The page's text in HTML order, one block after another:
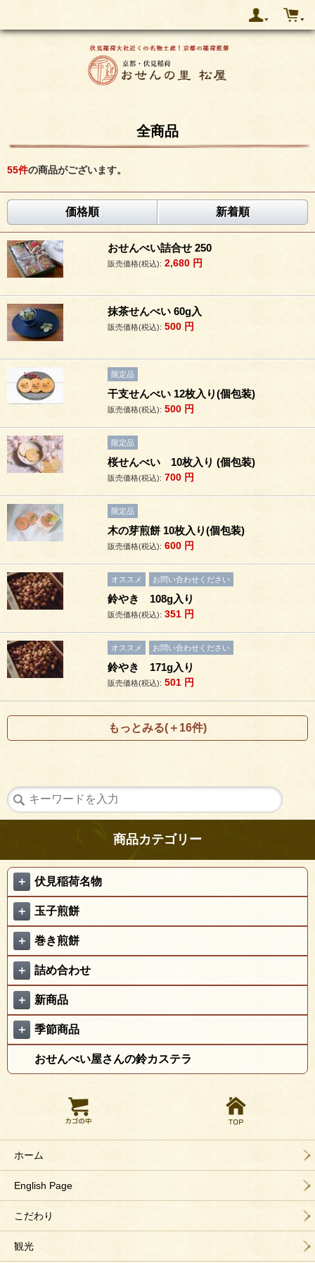
全商品
55件の商品がございます。
価格順 新着順
おせんべい詰合せ 250
販売価格(税込): 2,680 円
抹茶せんべい 60g入
販売価格(税込): 500 円
限定品
干支せんべい 12枚入り(個包装)
販売価格(税込): 500 円
限定品
桜せんべい 10枚入り (個包装)
販売価格(税込): 700 円
限定品
木の芽煎餅 10枚入り(個包装)
販売価格(税込): 600 円
オススメ お問い合わせください
鈴やき 108g入り
販売価格(税込): 351 円
オススメ お問い合わせください
鈴やき 171g入り
販売価格(税込): 501 円
もっとみる(＋16件)
商品カテゴリー
＋ 伏見稲荷名物
＋ 玉子煎餅
＋ 巻き煎餅
＋ 詰め合わせ
＋ 新商品
＋ 季節商品
おせんべい屋さんの鈴カステラ
ホーム
English Page
こだわり
観光